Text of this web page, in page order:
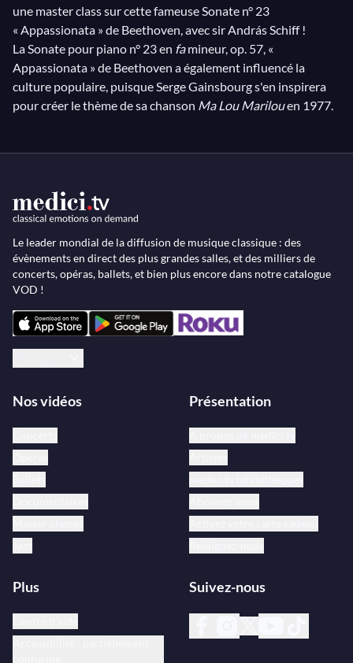
une master class sur cette fameuse Sonate n° 23
« Appassionata » de Beethoven, avec sir András Schiff !
La Sonate pour piano n° 23 en famineur, op. 57, «
Appassionata » de Beethoven a également influencé la
culture populaire, puisque Serge Gainsbourg s'en inspirera
pour créer le thème de sa chanson Ma Lou Marilouen 1977.
Le leader mondial de la diffusion de musique classique : des
évènements en direct des plus grandes salles, et des milliers de
concerts, opéras, ballets, et bien plus encore dans notre catalogue
VOD !
Nos vidéos Présentation
Plus Suivez-nous